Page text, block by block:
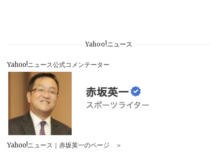
Yahoo!ニュース
Yahoo!ニュース公式コメンテーター
Yahoo!ニュース｜赤坂英一のページ ＞